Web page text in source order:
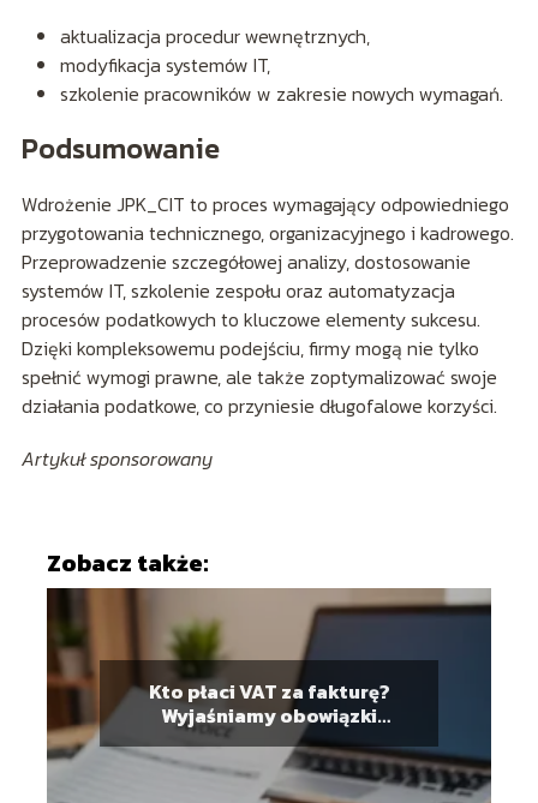
aktualizacja procedur wewnętrznych,
modyfikacja systemów IT,
szkolenie pracowników w zakresie nowych wymagań.
Podsumowanie
Wdrożenie JPK_CIT to proces wymagający odpowiedniego
przygotowania technicznego, organizacyjnego i kadrowego.
Przeprowadzenie szczegółowej analizy, dostosowanie
systemów IT, szkolenie zespołu oraz automatyzacja
procesów podatkowych to kluczowe elementy sukcesu.
Dzięki kompleksowemu podejściu, firmy mogą nie tylko
spełnić wymogi prawne, ale także zoptymalizować swoje
działania podatkowe, co przyniesie długofalowe korzyści.
Artykuł sponsorowany
Zobacz także:
Kto płaci VAT za fakturę?
Wyjaśniamy obowiązki
podatkowe